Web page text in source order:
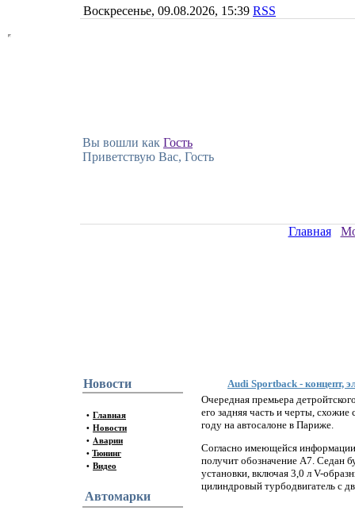
Воскресенье, 09.08.2026, 15:39 RSS
Вы вошли как Гость
Приветствую Вас, Гость
Главная
Новости
• Главная
• Новости
• Aварии
•Тюнинг
• Видео
Автомарки
Audi Sportback - концепт,
Очередная премьера
его задняя часть и черты,
году на автосалоне в Париже.
Согласно имеющейся
получит обозначение A7. Седан
установки, включая 3,0 л V-
цилиндровый турбодвигатель с